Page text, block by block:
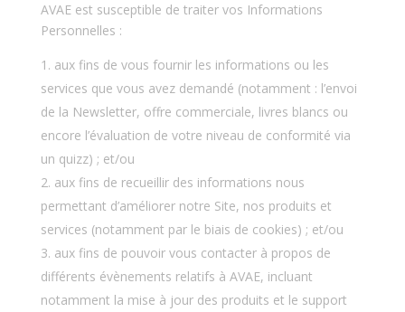
AVAE est susceptible de traiter vos Informations
Personnelles :
aux fins de vous fournir les informations ou les
services que vous avez demandé (notamment : l’envoi
de la Newsletter, offre commerciale, livres blancs ou
encore l’évaluation de votre niveau de conformité via
un quizz) ; et/ou
aux fins de recueillir des informations nous
permettant d’améliorer notre Site, nos produits et
services (notamment par le biais de cookies) ; et/ou
aux fins de pouvoir vous contacter à propos de
différents évènements relatifs à AVAE, incluant
notamment la mise à jour des produits et le support